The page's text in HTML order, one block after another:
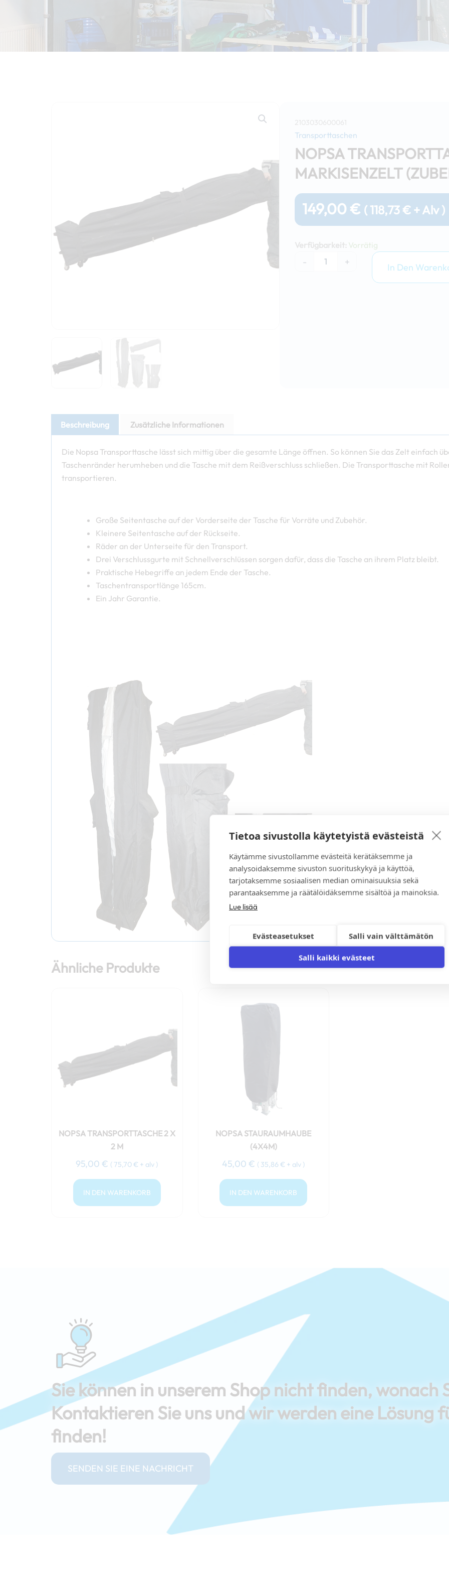
2103030600061
Transporttaschen
NOPSA
MARKISENZELT
149,00 € ( 118,73 € + Alv )
Verfügbarkeit: Vorrätig
-
Transporttasche
für
3x3m
+ In Den
Beschreibung Zusätzliche Informationen
Die Nopsa Transporttasche lässt sich mittig über die gesamte Länge öffnen. So können Sie das Zelt einfach
Taschenränder herumheben und die Tasche mit dem Reißverschluss schließen. Die Transporttasche mit
transportieren.
Große Seitentasche auf der Vorderseite der Tasche für Vorräte und Zubehör.
Kleinere Seitentasche auf der Rückseite.
Räder an der Unterseite für den Transport.
Drei Verschlussgurte mit Schnellverschlüssen sorgen dafür, dass die Tasche an ihrem Platz bleibt.
Praktische Hebegriffe an jedem Ende der Tasche.
Taschentransportlänge 165cm.
Ein Jahr Garantie.
Ähnliche Produkte
NOPSA TRANSPORTTASCHE 2 X
2 M
95,00€ (75,70 € + alv )
IN DEN WARENKORB
NOPSA STAURAUMHAUBE
(4X4M)
45,00€ ( 35,86 € + alv )
IN DEN WARENKORB
Sie können in unserem Shop nicht finden, wonach
Kontaktieren Sie uns und wir werden eine Lösung
finden!
SENDEN SIE EINE NACHRICHT
Tietoa sivustolla käytetyistä evästeistä
Käytämme sivustollamme evästeitä kerätäksemme ja
analysoidaksemme sivuston suorituskykyä ja käyttöä,
tarjotaksemme sosiaalisen median ominaisuuksia sekä
parantaaksemme ja räätälöidäksemme sisältöä ja mainoksia.
Lue lisää
Evästeasetukset Salli vain välttämätön
Salli kaikki evästeet